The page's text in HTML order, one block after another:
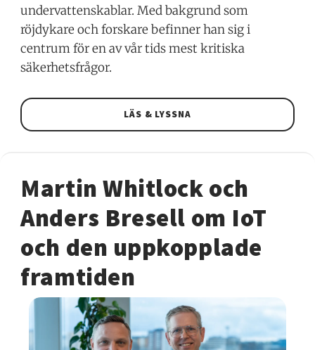
undervattenskablar. Med bakgrund som
röjdykare och forskare befinner han sig i
centrum för en av vår tids mest kritiska
säkerhetsfrågor.
LÄS & LYSSNA
Martin Whitlock och
Anders Bresell om IoT
och den uppkopplade
framtiden